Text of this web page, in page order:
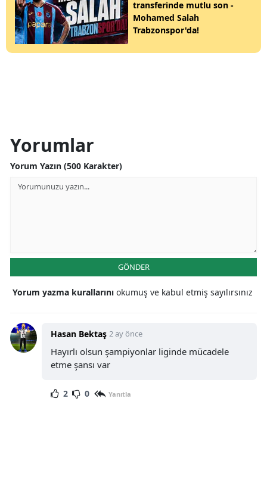
transferinde mutlu son -
Mohamed Salah
Trabzonspor'da!
Yorumlar
Yorum Yazın (500 Karakter)
GÖNDER
Yorum yazma kurallarını okumuş ve kabul etmiş sayılırsınız
Hasan Bektaş 2 ay önce
Hayırlı olsun şampiyonlar liginde mücadele
etme şansı var
2 0 Yanıtla